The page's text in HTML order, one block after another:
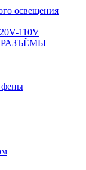
освещения
110V
РАЗЪЁМЫ
фены